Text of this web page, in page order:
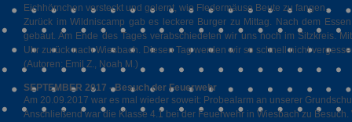
Eichhörnchen versteckt und gelernt, wie Fledermäuse Beute zu fangen.
Zurück im Wildniscamp gab es leckere Burger zu Mittag. Nach dem
gebaut. Am Ende des Tages verabschiedeten wir uns noch im Sitzkreis.
Uhr zurück nach Wiesbach. Diesen Tag werden wir so schnell nicht
(Autoren: Emil Z., Noah M.)
SEPTEMBER 2017 - Besuch der Feuerwehr
Am 20.09.2017 war es mal wieder soweit: Probealarm an unserer
Anschließend war die Klasse 4.1 bei der Feuerwehr in Wiesbach zu